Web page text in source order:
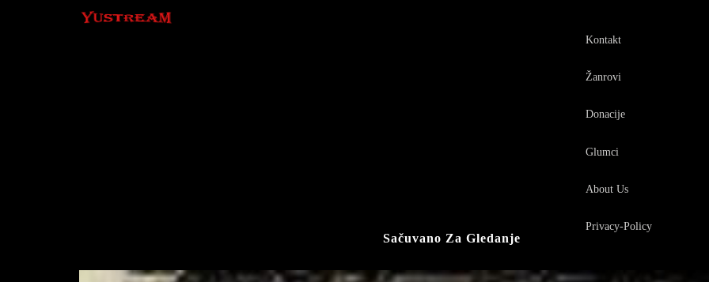
Sačuvano Za Gledanje
Kontakt
Žanrovi
Donacije
Glumci
About Us
Privacy-Policy